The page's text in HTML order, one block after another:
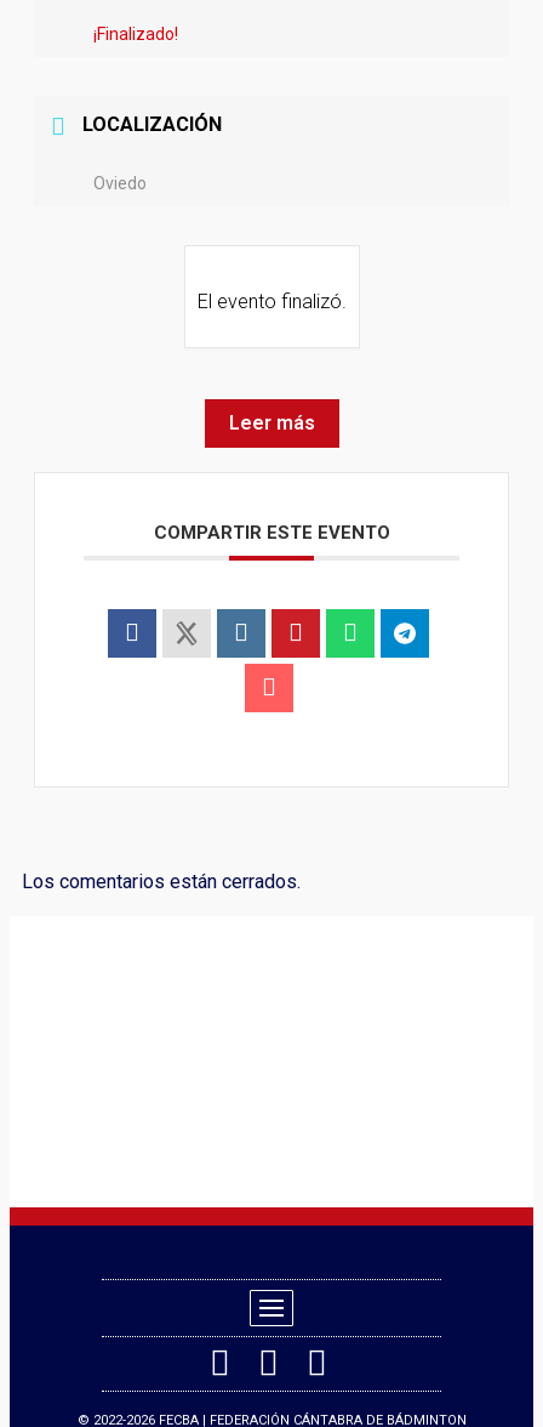
¡Finalizado!
LOCALIZACIÓN
Oviedo
El evento finalizó.
Leer más
COMPARTIR ESTE EVENTO
Los comentarios están cerrados.
© 2022-2026 FECBA | FEDERACIÓN CÁNTABRA DE BÁDMINTON